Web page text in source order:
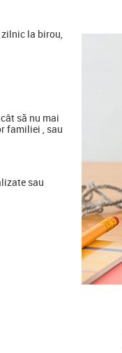
la birou,
să nu mai
familiei , sau
sau